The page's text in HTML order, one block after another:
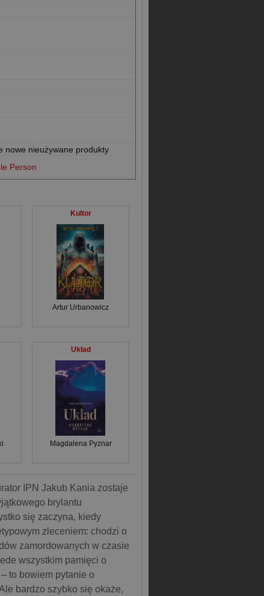
nowe nieużywane produkty
Person
Kultor
Artur Urbanowicz
Układ
Magdalena Pyznar
IPN Jakub Kania zostaje
brylantu
się zaczyna, kiedy
zleceniem: chodzi o
zamordowanych w czasie
wszystkim pamięci o
to bowiem pytanie o
bardzo szybko się okaże,